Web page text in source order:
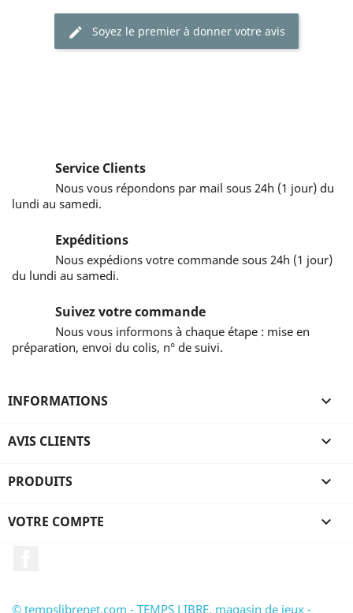
Soyez le premier à donner votre avis
Service Clients
Nous vous répondons par mail sous 24h (1 jour) du
lundi au samedi.
Expéditions
Nous expédions votre commande sous 24h (1 jour)
du lundi au samedi.
Suivez votre commande
Nous vous informons à chaque étape : mise en
préparation, envoi du colis, n° de suivi.
INFORMATIONS 
AVIS CLIENTS 
PRODUITS 
VOTRE COMPTE 
© tempslibrenet.com - TEMPS LIBRE, magasin de jeux -